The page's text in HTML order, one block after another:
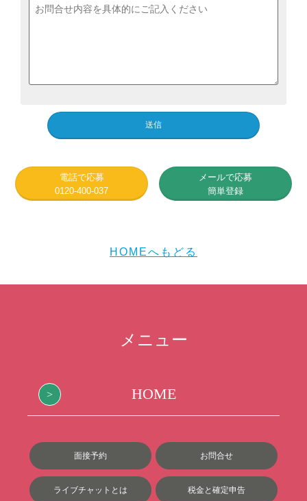
電話で応募
0120-400-037
メールで応募
簡単登録
HOMEへもどる
メニュー
HOME
面接予約 お問合せ
ライブチャットとは 税金と確定申告